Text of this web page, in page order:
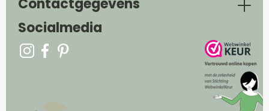
Contactgegevens
Socialmedia